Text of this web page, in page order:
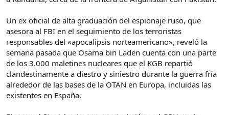
Un ex oficial de alta graduación del espionaje ruso, que
asesora al FBI en el seguimiento de los terroristas
responsables del «apocalipsis norteamericano», reveló la
semana pasada que Osama bin Laden cuenta con una parte
de los 3.000 maletines nucleares que el KGB repartió
clandestinamente a diestro y siniestro durante la guerra fría
alrededor de las bases de la OTAN en Europa, incluidas las
existentes en España.